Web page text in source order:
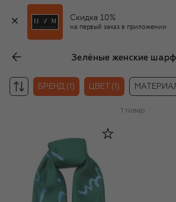
Скидка 10%
на первый заказ в приложении
БРЕНД (1) ЦВЕТ (1) МАТЕРИАЛ
1 товар